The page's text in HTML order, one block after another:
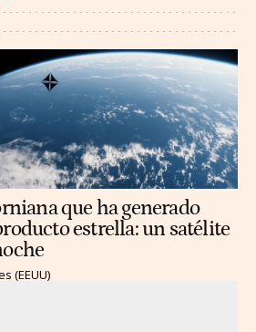
que ha generado
estrella: un satélite
(EEUU)